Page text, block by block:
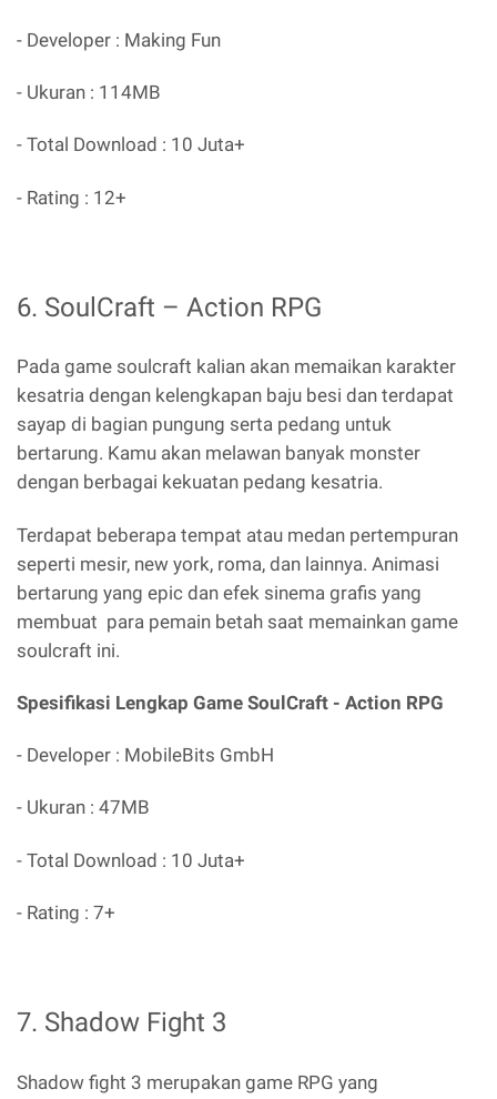
- Developer : Making Fun
- Ukuran : 114MB
- Total Download : 10 Juta+
- Rating : 12+
6. SoulCraft – Action RPG
Pada game soulcraft kalian akan memaikan karakter
kesatria dengan kelengkapan baju besi dan terdapat
sayap di bagian pungung serta pedang untuk
bertarung. Kamu akan melawan banyak monster
dengan berbagai kekuatan pedang kesatria.
Terdapat beberapa tempat atau medan pertempuran
seperti mesir, new york, roma, dan lainnya. Animasi
bertarung yang epic dan efek sinema grafis yang
membuat para pemain betah saat memainkan game
soulcraft ini.
Spesifikasi Lengkap Game SoulCraft - Action RPG
- Developer : MobileBits GmbH
- Ukuran : 47MB
- Total Download : 10 Juta+
- Rating : 7+
7. Shadow Fight 3
Shadow fight 3 merupakan game RPG yang